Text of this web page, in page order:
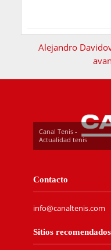
Alejandro
Canal Tenis -
Actualidad tenis
Contacto
info@canaltenis.com
Sitios recomendados